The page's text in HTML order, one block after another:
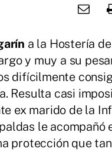
a la Hostería
y muy a su
difícilmente
Resulta casi
ex marido de la
le acompañó
protección que